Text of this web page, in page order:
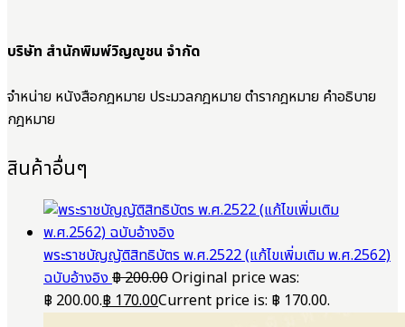
บริษัท สำนักพิมพ์วิญญูชน จำกัด
จำหน่าย หนังสือกฎหมาย ประมวลกฎหมาย ตำรากฎหมาย คำอธิบาย
กฎหมาย
สินค้าอื่นๆ
พระราชบัญญัติสิทธิบัตร พ.ศ.2522 (แก้ไขเพิ่มเติม พ.ศ.2562)
ฉบับอ้างอิง฿200.00Original price was:
฿ 200.00.฿170.00Current price is: ฿ 170.00.